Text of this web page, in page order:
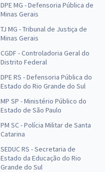
DPE MG - Defensoria Pública de
Minas Gerais
TJ MG - Tribunal de Justiça de
Minas Gerais
CGDF - Controladoria Geral do
Distrito Federal
DPE RS - Defensoria Pública do
Estado do Rio Grande do Sul
MP SP - Ministério Público do
Estado de São Paulo
PM SC - Polícia Militar de Santa
Catarina
SEDUC RS - Secretaria de
Estado da Educação do Rio
Grande do Sul